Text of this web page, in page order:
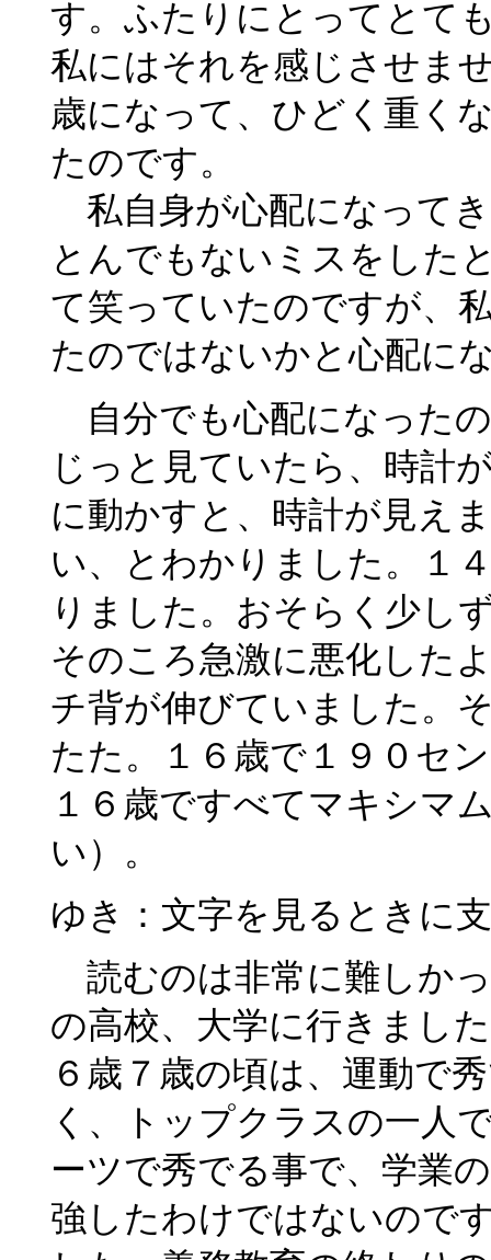
す。ふたりにとってとて
私にはそれを感じさせま
歳になって、ひどく重く
たのです。
私自身が心配になって
とんでもないミスをした
て笑っていたのですが、
たのではないかと心配に
自分でも心配になった
じっと見ていたら、時計
に動かすと、時計が見え
い、とわかりました。１
りました。おそらく少し
そのころ急激に悪化した
チ背が伸びていました。
たた。１６歳で１９０セ
１６歳ですべてマキシマ
い）。
ゆき：文字を見るときに
読むのは非常に難しか
の高校、大学に行きまし
６歳７歳の頃は、運動で
く、トップクラスの一人
ーツで秀でる事で、学業
強したわけではないので